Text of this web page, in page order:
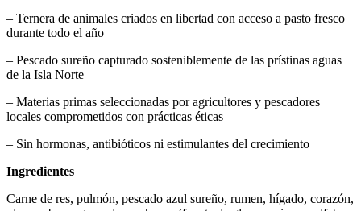
– Ternera de animales criados en libertad con acceso a pasto fresco
durante todo el año
– Pescado sureño capturado sosteniblemente de las prístinas aguas
de la Isla Norte
– Materias primas seleccionadas por agricultores y pescadores
locales comprometidos con prácticas éticas
– Sin hormonas, antibióticos ni estimulantes del crecimiento
Ingredientes
Carne de res, pulmón, pescado azul sureño, rumen, hígado, corazón,